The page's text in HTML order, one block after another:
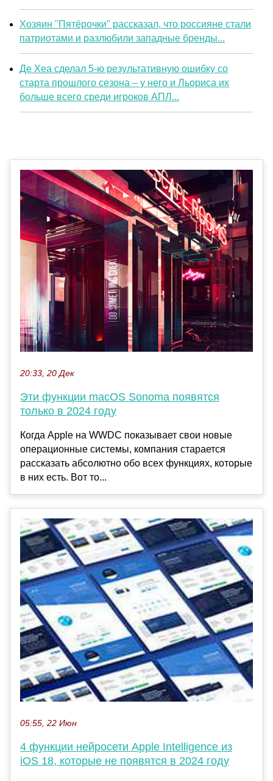
Хозяин "Пятёрочки" рассказал, что россияне стали
патриотами и разлюбили западные бренды...
Де Хеа сделал 5-ю результативную ошибку со
старта прошлого сезона – у него и Льориса их
больше всего среди игроков АПЛ...
20:33, 20 Дек
Эти функции macOS Sonoma появятся
только в 2024 году
Когда Apple на WWDC показывает свои новые
операционные системы, компания старается
рассказать абсолютно обо всех функциях, которые
в них есть. Вот то...
05:55, 22 Июн
4 функции нейросети Apple Intelligence из
iOS 18, которые не появятся в 2024 году